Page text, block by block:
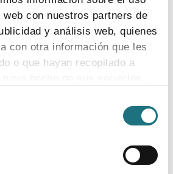
con nuestros partners de
y análisis web, quienes
con otra información que les
o que hayan recopilado a
puede acceder a nuestra
de la industria
en la industria